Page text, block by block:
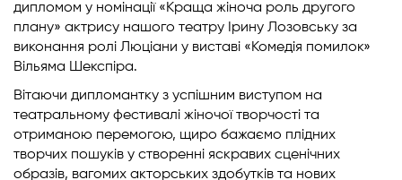
дипломом у номінації «Краща жіноча роль другого
плану» актрису нашого театру Ірину Лозовську за
виконання ролі Люціани у виставі «Комедія помилок»
Вільяма Шекспіра.
Вітаючи дипломантку з успішним виступом на
театральному фестивалі жіночої творчості та
отриманою перемогою, щиро бажаємо плідних
творчих пошуків у створенні яскравих сценічних
образів, вагомих акторських здобутків та нових